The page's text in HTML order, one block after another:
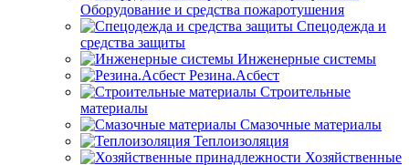
Оборудование и средства пожаротушения
Спецодежда и
средства защиты
Инженерные системы
Резина.Асбест
Строительные
материалы
Смазочные материалы
Теплоизоляция
Хозяйственные